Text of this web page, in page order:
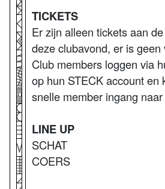
TICKETS
Er zijn alleen tickets aan
deze clubavond, er is geen
Club members loggen via
op hun STECK account en
snelle member ingang
LINE UP
SCHAT
COERS